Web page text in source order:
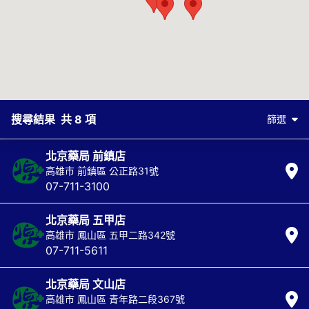
搜尋結果 共 8 項 篩選
北京藥局 前鎮店
高雄市 前鎮區 公正路31號
07-711-3100
北京藥局 五甲店
高雄市 鳳山區 五甲二路342號
07-711-5611
北京藥局 文山店
高雄市 鳳山區 青年路二段367號